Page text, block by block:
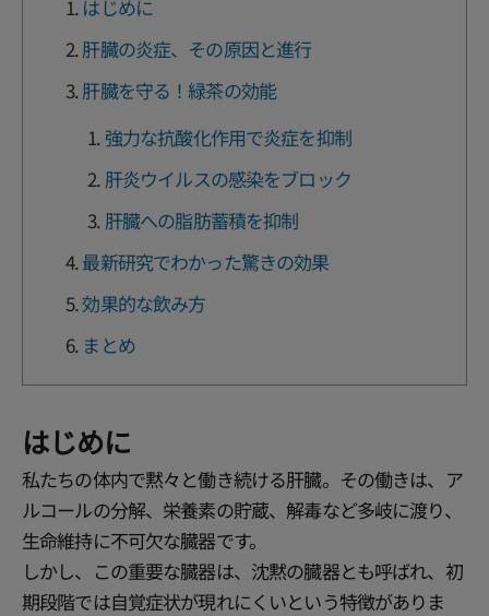
はじめに
肝臓の炎症、その原因と進行
肝臓を守る！緑茶の効能
強力な抗酸化作用で炎症を抑制
肝炎ウイルスの感染をブロック
肝臓への脂肪蓄積を抑制
最新研究でわかった驚きの効果
効果的な飲み方
まとめ
はじめに
私たちの体内で黙々と働き続ける肝臓。その働きは、ア
ルコールの分解、栄養素の貯蔵、解毒など多岐に渡り、
生命維持に不可欠な臓器です。
しかし、この重要な臓器は、沈黙の臓器とも呼ばれ、初
期段階では自覚症状が現れにくいという特徴がありま